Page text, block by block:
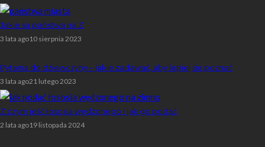
Jakie są państwa na Z
3 lata ago10 sierpnia 2023
Pytania do dziewczyny – jakie zadawać, aby lepiej się poznać
3 lata ago21 lutego 2023
Z czym jeść łososia wędzonego i jak go podać
2 lata ago19 listopada 2024